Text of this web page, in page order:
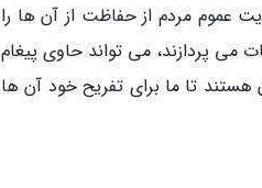
عموم مردم از حفاظت از آن ها را
می پردازند، می تواند حاوی پیغام
تا ما برای تفریح خود آن ها